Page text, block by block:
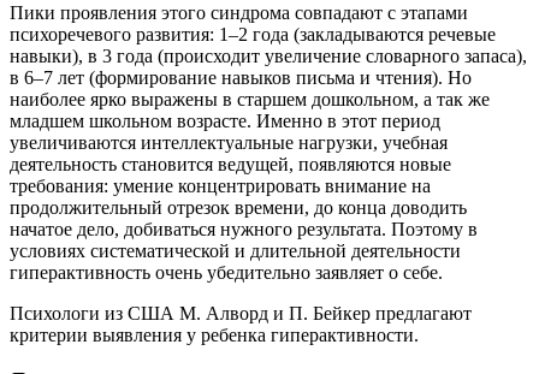
Пики проявления этого синдрома совпадают с этапами
психоречевого развития: 1–2 года (закладываются речевые
навыки), в 3 года (происходит увеличение словарного запаса),
в 6–7 лет (формирование навыков письма и чтения). Но
наиболее ярко выражены в старшем дошкольном, а так же
младшем школьном возрасте. Именно в этот период
увеличиваются интеллектуальные нагрузки, учебная
деятельность становится ведущей, появляются новые
требования: умение концентрировать внимание на
продолжительный отрезок времени, до конца доводить
начатое дело, добиваться нужного результата. Поэтому в
условиях систематической и длительной деятельности
гиперактивность очень убедительно заявляет о себе.
Психологи из США М. Алворд и П. Бейкер предлагают
критерии выявления у ребенка гиперактивности.